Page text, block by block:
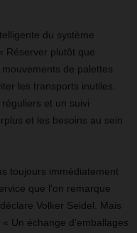
du système
Réserver plutôt que
de palettes
les transports inutiles.
et un suivi
et les besoins au sein
toujours immédiatement
que l'on remarque
Volker Seidel. Mais
Un échange d'emballages